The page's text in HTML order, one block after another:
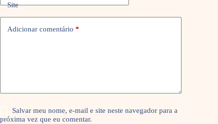
Site
Adicionar comentário *
Salvar meu nome, e-mail e site neste navegador para a
próxima vez que eu comentar.